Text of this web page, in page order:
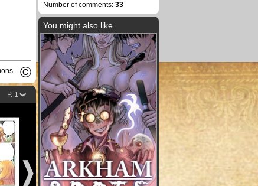
©
P. 1
Number of comments: 33
You might also like